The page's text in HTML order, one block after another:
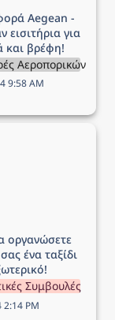
εισιτήρια για
και βρέφη!
Αεροπορικών
9:58 AM
οργανώσετε
ένα ταξίδι
Συμβουλές
2:14 PM